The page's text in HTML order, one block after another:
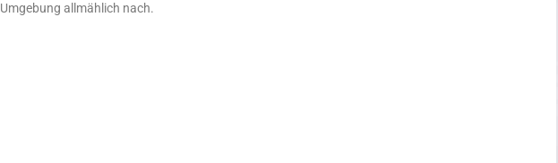
Umgebung allmählich nach.